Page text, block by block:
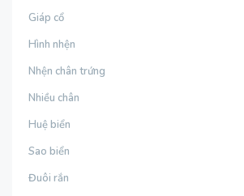
Giáp cổ
Hình nhện
Nhện chân trứng
Nhiều chân
Huệ biển
Sao biển
Đuôi rắn